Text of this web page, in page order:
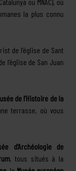
la plus connu
de l’église de Sant
l’église de San Juan
de l’Histoire de la
terrasse, où vous
d’Archéologie de
, tous situés à la